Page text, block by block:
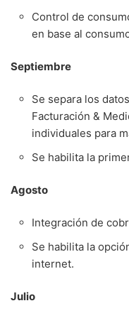
Control de
en base al
Septiembre
Se separa los
Facturación &
individuales para
Se habilita la
Agosto
Integración de
Se habilita la
internet.
Julio